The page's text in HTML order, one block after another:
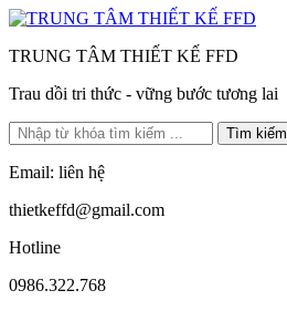
TRUNG TÂM THIẾT KẾ FFD
Trau dồi tri thức - vững bước tương lai
Tìm kiếm
Email: liên hệ
thietkeffd@gmail.com
Hotline
0986.322.768